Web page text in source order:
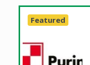
Featured